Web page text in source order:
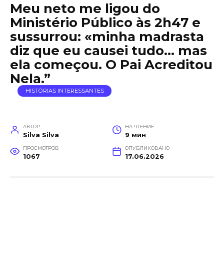
Meu neto me ligou do
Ministério Público às 2h47 e
sussurrou: «minha madrasta
diz que eu causei tudo… mas
ela começou. O Pai Acreditou
Nela.”
HISTÓRIAS INTERESSANTES
АВТОР
Silva Silva
НА ЧТЕНИЕ
9 мин
ПРОСМОТРОВ
1067
ОПУБЛИКОВАНО
17.06.2026